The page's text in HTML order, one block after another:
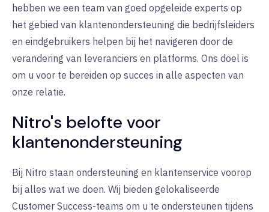
hebben we een team van goed opgeleide experts op
het gebied van klantenondersteuning die bedrijfsleiders
en eindgebruikers helpen bij het navigeren door de
verandering van leveranciers en platforms. Ons doel is
om u voor te bereiden op succes in alle aspecten van
onze relatie.
Nitro's belofte voor
klantenondersteuning
Bij Nitro staan ondersteuning en klantenservice voorop
bij alles wat we doen. Wij bieden gelokaliseerde
Customer Success-teams om u te ondersteunen tijdens